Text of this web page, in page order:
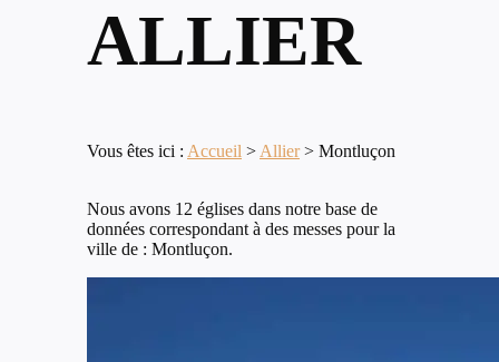
ALLIER
Vous êtes ici : Accueil > Allier> Montluçon
Nous avons 12 églises dans notre base de
données correspondant à des messes pour la
ville de : Montluçon.